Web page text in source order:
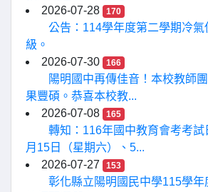
2026-07-28
170
公告：114學年度第二學期冷氣
級。
2026-07-30
166
陽明國中再傳佳音！本校教師
果豐碩。恭喜本校教...
2026-07-08
165
轉知：116年國中教育會考考
月15日（星期六）、5...
2026-07-27
153
彰化縣立陽明國民中學115學年